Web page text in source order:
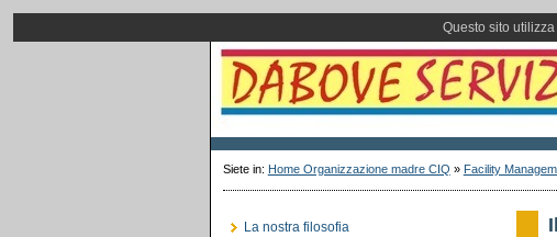
Questo sito
Siete in: Home Organizzazione madre CIQ » Facility
La nostra filosofia